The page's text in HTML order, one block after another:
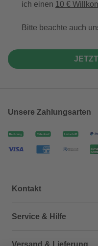
ich einen 10 €
Bitte beachte auch
Unsere Zahlungsarten
Kontakt
Dein Kontakt zu uns
Service & Hilfe
Häufige Fragen (FAQ)